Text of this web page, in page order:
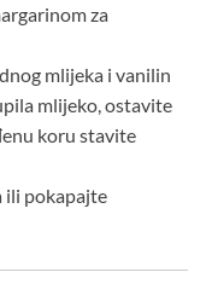
za
mlijeka i vanilin
mlijeko, ostavite
koru stavite
ili pokapajte